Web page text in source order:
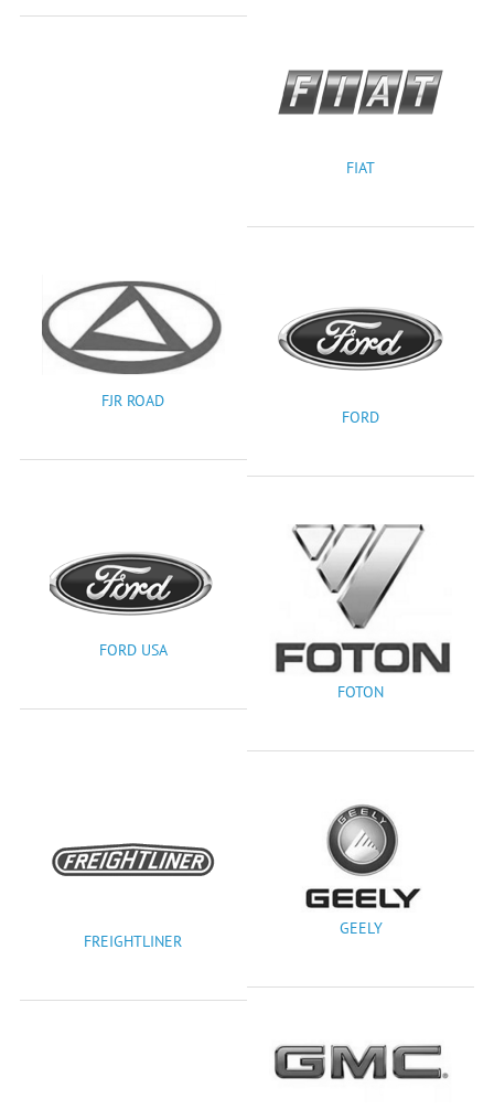
FIAT
FJR ROAD
FORD
FORD USA
FOTON
FREIGHTLINER
GEELY